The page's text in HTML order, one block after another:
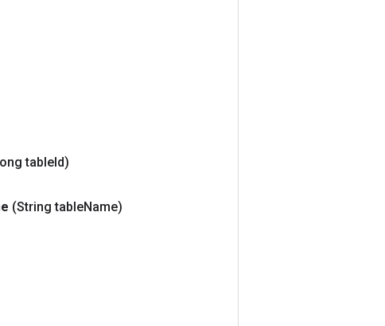
tableId)
(String tableName)